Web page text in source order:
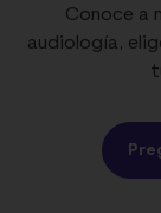
Conoce a
audiología,